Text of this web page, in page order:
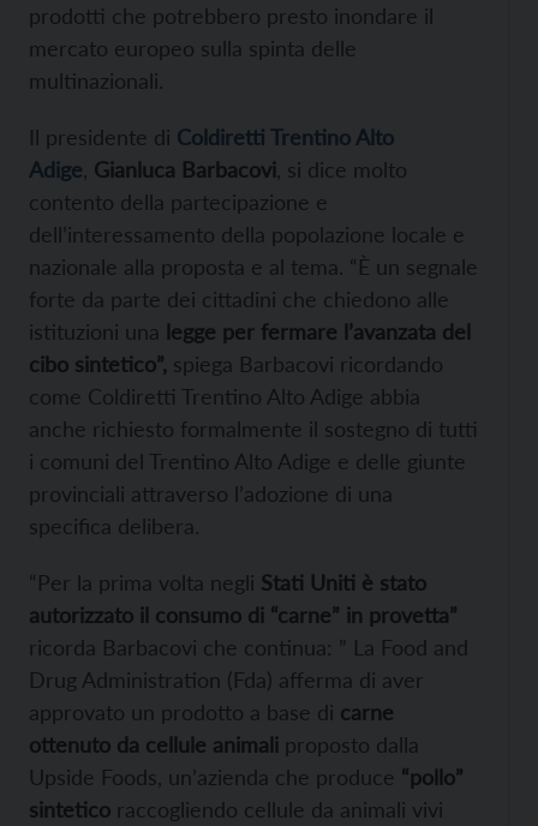
prodotti che potrebbero presto inondare il
mercato europeo sulla spinta delle
multinazionali.
Il presidente di Coldiretti Trentino Alto
Adige Gianluca Barbacovi , si dice molto
contento della partecipazione e
dell’interessamento della popolazione locale e
nazionale alla proposta e al tema. “È un segnale
forte da parte dei cittadini che chiedono alle
istituzioni una legge per fermare l’avanzata del
cibo sintetico”, spiega Barbacovi ricordando
come Coldiretti Trentino Alto Adige abbia
anche richiesto formalmente il sostegno di tutti
i comuni del Trentino Alto Adige e delle giunte
provinciali attraverso l’adozione di una
specifica delibera.
“Per la prima volta negli Stati Uniti è stato
autorizzato il consumo di “carne” in provetta”
ricorda Barbacovi che continua: ” La Food and
Drug Administration (Fda) afferma di aver
approvato un prodotto a base di carne
ottenuto da cellule animali proposto dalla
Upside Foods, un’azienda che produce “pollo”
sintetico raccogliendo cellule da animali vivi